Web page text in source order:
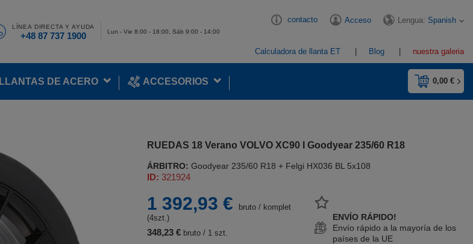
LÍNEA DIRECTA Y AYUDA
+48 87 737 1900 Lun - Vie 8:00 - 18:00, Sáb 9:00 - 14:00
contacto Acceso Lengua: Spanish
Calculadora de llanta ET Blog nuestra galeria
0,00 €
LLANTAS DE ACERO ACCESORIOS
RUEDAS 18 Verano VOLVO XC90 I Goodyear 235/60 R18
ÁRBITRO:Goodyear 235/60 R18 + Felgi HX036 BL 5x108
ID:321924
1 392,93 € bruto / komplet
(4szt.)
348,23 € bruto / 1 szt.
ENVÍO RÁPIDO!
Envío rápido a la mayoría de los
países de la UE